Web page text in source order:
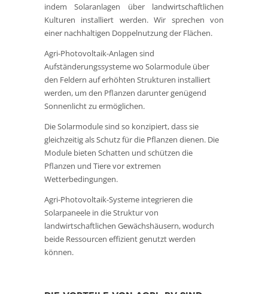
indem Solaranlagen über landwirtschaftlichen
Kulturen installiert werden. Wir sprechen von
einer nachhaltigen Doppelnutzung der Flächen.
Agri-Photovoltaik-Anlagen sind
Aufständerungssysteme wo Solarmodule über
den Feldern auf erhöhten Strukturen installiert
werden, um den Pflanzen darunter genügend
Sonnenlicht zu ermöglichen.
Die Solarmodule sind so konzipiert, dass sie
gleichzeitig als Schutz für die Pflanzen dienen. Die
Module bieten Schatten und schützen die
Pflanzen und Tiere vor extremen
Wetterbedingungen.
Agri-Photovoltaik-Systeme integrieren die
Solarpaneele in die Struktur von
landwirtschaftlichen Gewächshäusern, wodurch
beide Ressourcen effizient genutzt werden
können.